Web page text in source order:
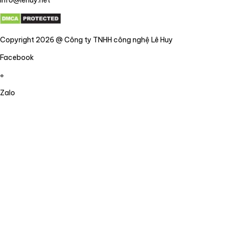
Copyright 2026 @ Công ty TNHH công nghệ Lê Huy
Facebook
Zalo